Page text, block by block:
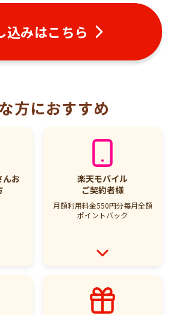
込みはこちら
方におすすめ
んお
楽天モバイル
ご契約者様
月額利用料金550円分毎月全額
ポイントバック